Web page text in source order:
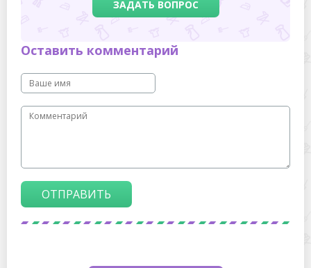
ЗАДАТЬ ВОПРОС
Оставить комментарий
ОТПРАВИТЬ